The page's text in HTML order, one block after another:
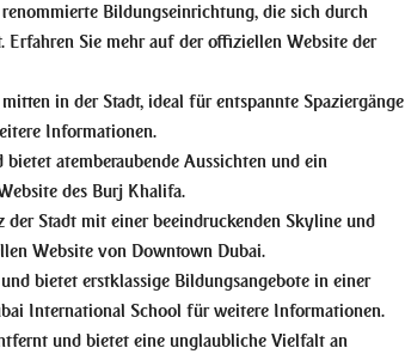
Bildungseinrichtung, die sich durch
Erfahren Sie mehr auf deroffiziellen Website der
in der Stadt, ideal für entspannte Spaziergänge
Informationen.
atemberaubende Aussichten und ein
des Burj Khalifa.
Stadt mit einer beeindruckenden Skyline und
Website von Downtown Dubai.
bietet erstklassige Bildungsangebote in einer
International School für weitere Informationen.
und bietet eine unglaubliche Vielfalt an